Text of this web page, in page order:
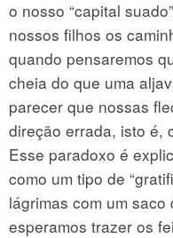
o nosso “capital
nossos filhos os
quando pensaremos
cheia do que uma
parecer que nossas
direção errada, isto é,
Esse paradoxo é
como um tipo de
lágrimas com um
esperamos trazer os